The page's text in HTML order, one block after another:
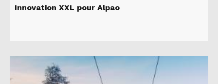
Innovation XXL pour Alpao